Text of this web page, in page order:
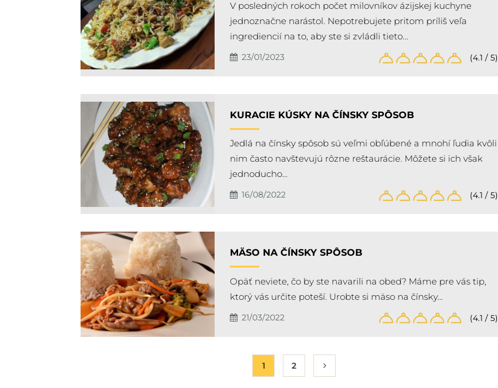
V posledných rokoch počet milovníkov ázijskej kuchyne
jednoznačne narástol. Nepotrebujete pritom príliš veľa
ingrediencií na to, aby ste si zvládli tieto…
23/01/2023 (4.1 / 5)
KURACIE KÚSKY NA ČÍNSKY SPÔSOB
Jedlá na čínsky spôsob sú veľmi obľúbené a mnohí ľudia kvôli
nim často navštevujú rôzne reštaurácie. Môžete si ich však
jednoducho…
16/08/2022 (4.1 / 5)
MÄSO NA ČÍNSKY SPÔSOB
Opäť neviete, čo by ste navarili na obed? Máme pre vás tip,
ktorý vás určite poteší. Urobte si mäso na čínsky…
21/03/2022 (4.1 / 5)
1 2